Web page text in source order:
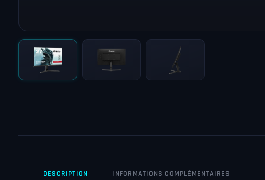
DESCRIPTION INFORMATIONS COMPLÉMENTAIRES